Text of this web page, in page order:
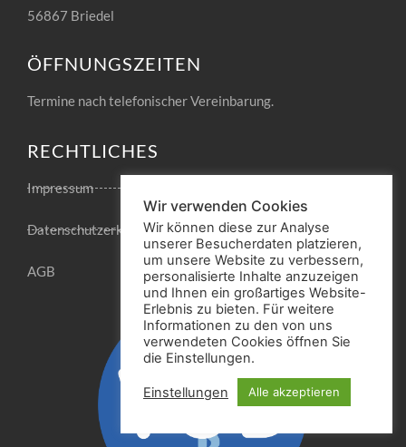
56867 Briedel
ÖFFNUNGSZEITEN
Termine nach telefonischer Vereinbarung.
RECHTLICHES
Impressum
Datenschutzerklärung
AGB
Wir verwenden Cookies
Wir können diese zur Analyse
unserer Besucherdaten platzieren,
um unsere Website zu verbessern,
personalisierte Inhalte anzuzeigen
und Ihnen ein großartiges Website-
Erlebnis zu bieten. Für weitere
Informationen zu den von uns
verwendeten Cookies öffnen Sie
die Einstellungen.
Einstellungen Alle akzeptieren